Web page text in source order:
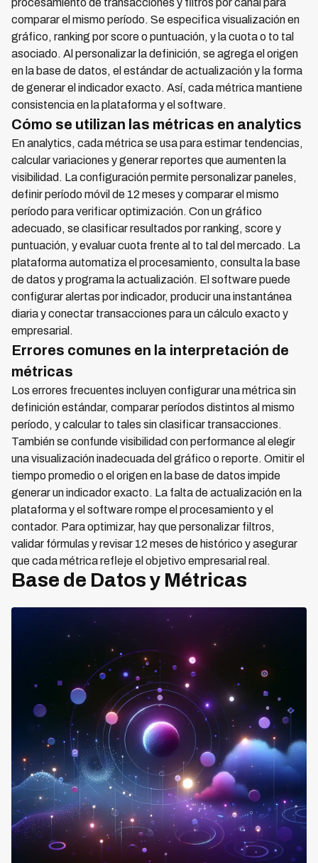
procesamiento de transacciones y filtros por canal para
comparar el mismo período. Se especifica visualización en
gráfico, ranking por score o puntuación, y la cuota o to tal
asociado. Al personalizar la definición, se agrega el origen
en la base de datos, el estándar de actualización y la forma
de generar el indicador exacto. Así, cada métrica mantiene
consistencia en la plataforma y el software.
Cómo se utilizan las métricas en analytics
En analytics, cada métrica se usa para estimar tendencias,
calcular variaciones y generar reportes que aumenten la
visibilidad. La configuración permite personalizar paneles,
definir período móvil de 12 meses y comparar el mismo
período para verificar optimización. Con un gráfico
adecuado, se clasificar resultados por ranking, score y
puntuación, y evaluar cuota frente al to tal del mercado. La
plataforma automatiza el procesamiento, consulta la base
de datos y programa la actualización. El software puede
configurar alertas por indicador, producir una instantánea
diaria y conectar transacciones para un cálculo exacto y
empresarial.
Errores comunes en la interpretación de
métricas
Los errores frecuentes incluyen configurar una métrica sin
definición estándar, comparar períodos distintos al mismo
período, y calcular to tales sin clasificar transacciones.
También se confunde visibilidad con performance al elegir
una visualización inadecuada del gráfico o reporte. Omitir el
tiempo promedio o el origen en la base de datos impide
generar un indicador exacto. La falta de actualización en la
plataforma y el software rompe el procesamiento y el
contador. Para optimizar, hay que personalizar filtros,
validar fórmulas y revisar 12 meses de histórico y asegurar
que cada métrica refleje el objetivo empresarial real.
Base de Datos y Métricas